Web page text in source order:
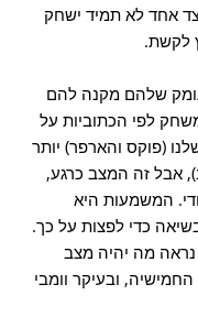
מהשלוש – מצד אחד לא תמיד ישחק
לקשת.
שלהם מקנה להם
יתרון בכל משחק לפי הכתוביות על
(פוקס והארפר) יותר
אבל זה המצב כרגע,
המשמעות היא
כדי לפצות על כך.
מה יהיה מצב
ובעיקר וומבי